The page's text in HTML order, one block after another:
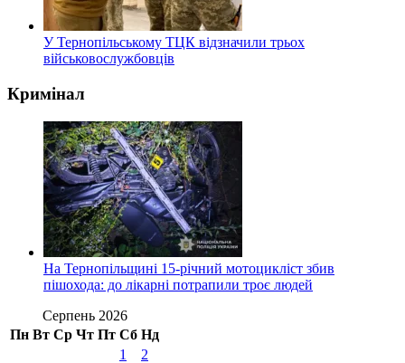
У Тернопільському ТЦК відзначили трьох
військовослужбовців
Кримінал
На Тернопільщині 15-річний мотоцикліст збив
пішохода: до лікарні потрапили троє людей
Серпень 2026
Пн Вт Ср Чт Пт Сб Нд
1
2